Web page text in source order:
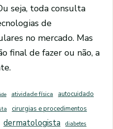
seja, toda consulta
de
no mercado. Mas
final de fazer ou não, a
atividade física
autocuidado
cirurgias e procedimentos
dermatologista
diabetes